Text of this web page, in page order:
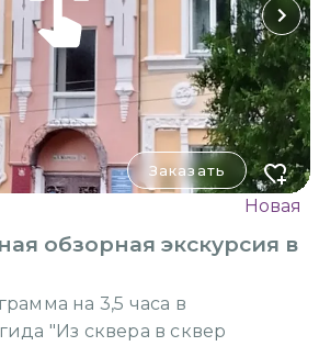
Заказать
Новая
обзорная экскурсия в
на 3,5 часа в
"Из сквера в сквер